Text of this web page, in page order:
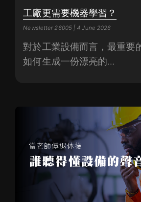
工廠更需要機器學習？
Newsletter 26005 | 4 June 2026
對於工業設備而言，最重要
如何生成一份漂亮的...